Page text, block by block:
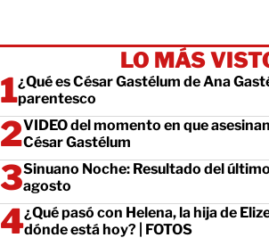
LO MÁS
¿Qué es César Gastélum de Ana
parentesco
VIDEO del momento en que
César Gastélum
Sinuano Noche: Resultado del
agosto
¿Qué pasó con Helena, la hija de
dónde está hoy? | FOTOS